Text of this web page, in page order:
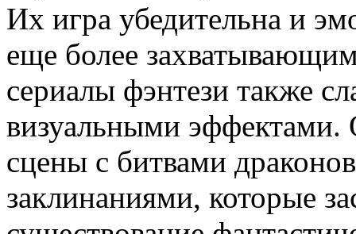
Их игра убедительна и
еще более
сериалы фэнтези также
визуальными
сцены с битвами
заклинаниями, которые